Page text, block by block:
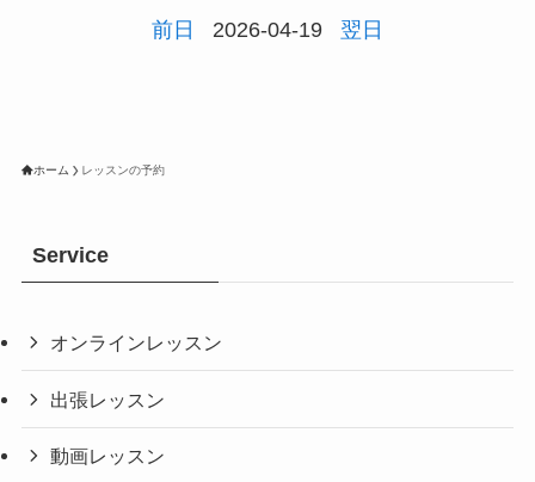
前日 2026-04-19 翌日
ホーム レッスンの予約
Service
オンラインレッスン
出張レッスン
動画レッスン